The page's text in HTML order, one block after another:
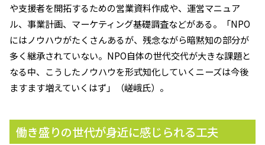
や支援者を開拓するための営業資料作成や、運営マニュア
ル、事業計画、マーケティング基礎調査などがある。「NPO
にはノウハウがたくさんあるが、残念ながら暗黙知の部分が
多く継承されていない。NPO自体の世代交代が大きな課題と
なる中、こうしたノウハウを形式知化していくニーズは今後
ますます増えていくはず」（嵯峨氏）。
働き盛りの世代が身近に感じられる工夫